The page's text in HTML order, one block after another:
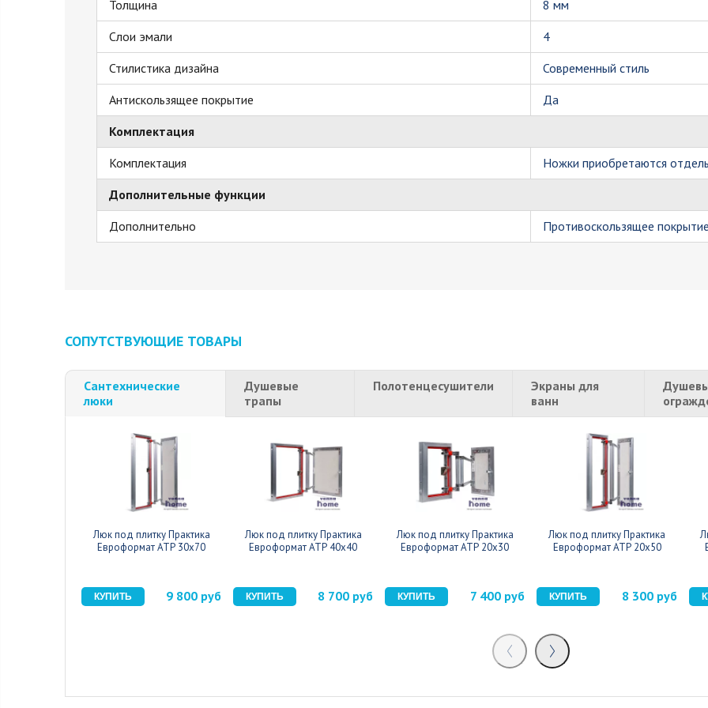
Толщина
8 мм
Слои эмали
4
Стилистика дизайна
Современный стиль
Антискользящее покрытие
Да
Комплектация
Комплектация
Ножки приобретаются
Дополнительные функции
Дополнительно
Противоскользящее
СОПУТСТВУЮЩИЕ ТОВАРЫ
Сантехнические
люки
Душевые
трапы
Полотенцесушители
Экраны для
ванн
Люк под плитку Практика
Евроформат АТР 30x70
9 800 руб
Люк под плитку Практика
Евроформат АТР 40x40
8 700 руб
Люк под плитку Практика
Евроформат АТР 20x30
7 400 руб
Люк под плитку Практика
Евроформат АТР 20x50
8 300 руб